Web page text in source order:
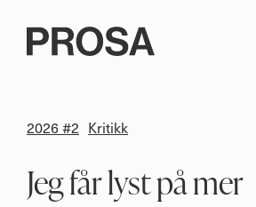
2026 #2 Kritikk
Jeg får lyst på mer